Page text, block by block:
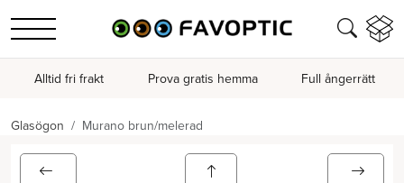
Alltid fri frakt Prova gratis hemma Full ångerrätt
Glasögon Murano brun/melerad